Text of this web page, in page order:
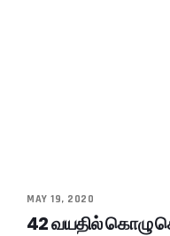
MAY 19, 2020
42 வயதில் கொழு